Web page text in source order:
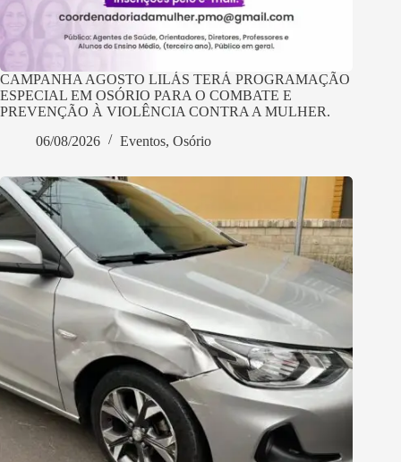
CAMPANHA AGOSTO LILÁS TERÁ PROGRAMAÇÃO
ESPECIAL EM OSÓRIO PARA O COMBATE E
PREVENÇÃO À VIOLÊNCIA CONTRA A MULHER.
06/08/2026
Eventos, Osório